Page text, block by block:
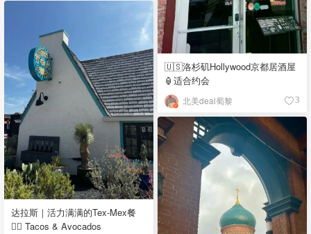
🇺🇸洛杉矶Hollywood京都居酒屋
🏮适合约会
北美deal蜀黎 3
达拉斯｜活力满满的Tex-Mex餐
👉🏼 Tacos & Avocados